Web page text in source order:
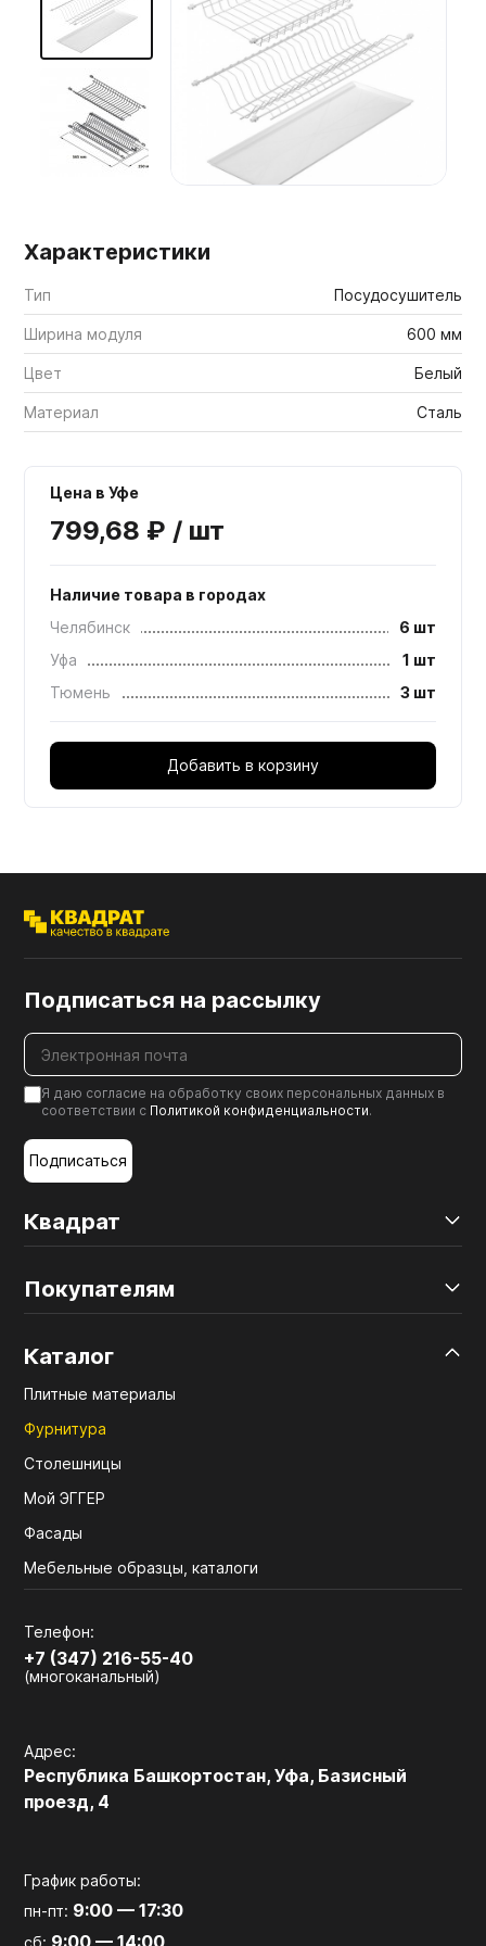
Мебельные образцы, каталоги
Характеристики
Тип Посудосушитель
Ширина модуля 600 мм
Цвет Белый
Материал Сталь
Цена в Уфе
799,68 ₽ / шт
Наличие товара в городах
Челябинск
6 шт
Уфа
1 шт
Тюмень
3 шт
Добавить в корзину
Квадрат
Покупателям
Каталог
Плитные материалы
Фурнитура
Столешницы
Мой ЭГГЕР
Фасады
Мебельные образцы, каталоги
Телефон:
+7 (347) 216-55-40
(многоканальный)
Адрес:
Республика Башкортостан, Уфа, Базисный
проезд, 4
График работы:
пн-пт: 9:00 — 17:30
сб: 9:00 — 14:00
Подписаться на рассылку
Я даю согласие на обработку своих персональных данных в
соответствии с Политикой конфиденциальности.
Подписаться